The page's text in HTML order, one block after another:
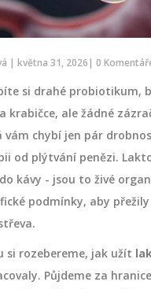
| května 31, 2026| 0
si drahé probiotikum,
krabičce, ale žádné
vám chybí jen pár
od plýtvání penězi.
kávy - jsou to živé
podmínky, aby
si rozebereme, jak užít
Půjdeme za